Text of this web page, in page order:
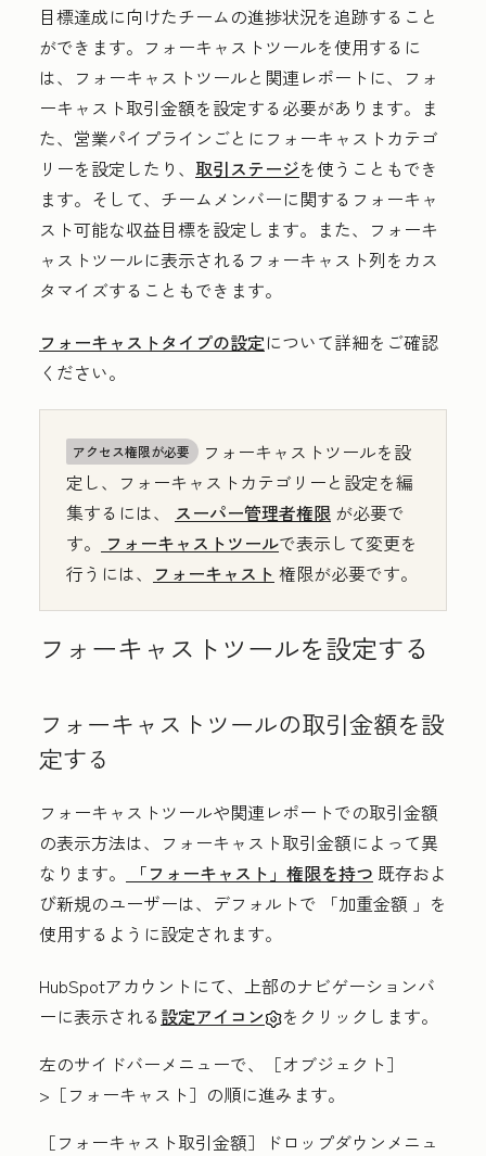
目標達成に向けたチームの進捗状況を追跡すること
ができます。フォーキャストツールを使用するに
は、フォーキャストツールと関連レポートに、フォ
ーキャスト取引金額を設定する必要があります。ま
た、営業パイプラインごとにフォーキャストカテゴ
リーを設定したり、 取引ステージを使うこともでき
ます。そして、チームメンバーに関するフォーキャ
スト可能な収益目標を設定します。また、フォーキ
ャストツールに表示されるフォーキャスト列をカス
タマイズすることもできます。
フォーキャストタイプの設定について詳細をご確認
ください。
アクセス権限が必要
フォーキャストツールを設
定し、フォーキャストカテゴリーと設定を編
集するには、 スーパー管理者権限 が必要で
す。
フォーキャストツールで表示して変更を
行うには、 フォーキャスト 権限が必要です。
フォーキャストツールを設定する
フォーキャストツールの取引金額を設
定する
フォーキャストツールや関連レポートでの取引金額
の表示方法は、フォーキャスト取引金額によって異
なります。
「フォーキャスト」権限を持つ 既存およ
び新規のユーザーは、デフォルトで
「加重金額 」を
使用するように設定されます。
HubSpotアカウントにて、上部のナビゲーションバ
ーに表示される設定アイコン
をクリックします。
左のサイドバーメニューで、［オブジェクト］
>［フォーキャスト］ の順に進みます。
［フォーキャスト取引金額］ドロップダウンメニュ